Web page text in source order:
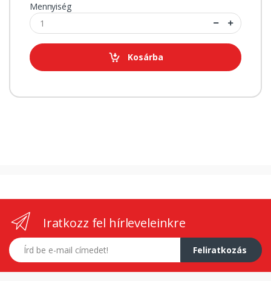
Mennyiség
Kosárba
Iratkozz fel hírleveleinkre
E-mail címed
Feliratkozás